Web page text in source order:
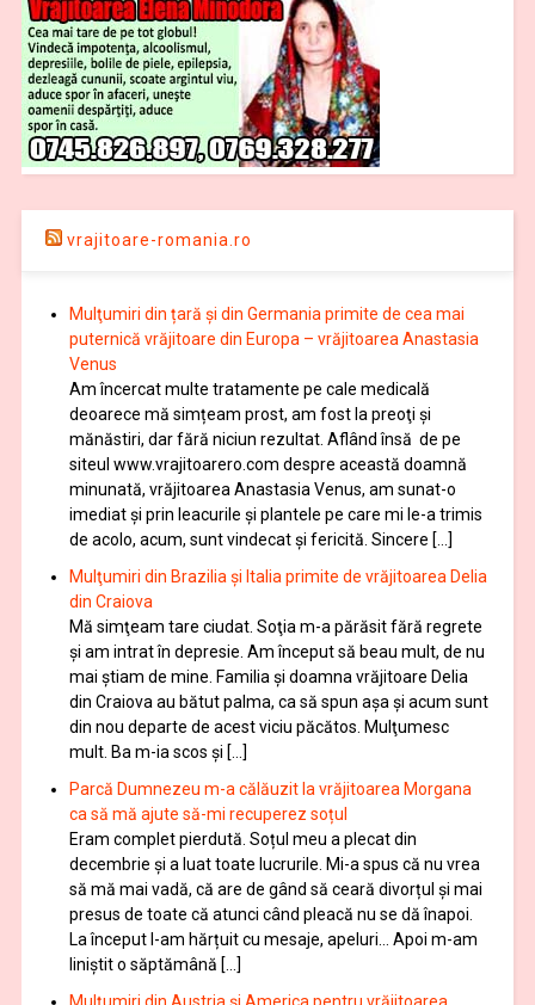
vrajitoare-romania.ro
Mulţumiri din țară și din Germania primite de cea mai
puternică vrăjitoare din Europa – vrăjitoarea Anastasia
Venus
Am încercat multe tratamente pe cale medicală
deoarece mă simțeam prost, am fost la preoţi şi
mănăstiri, dar fără niciun rezultat. Aflând însă de pe
siteul www.vrajitoarero.com despre această doamnă
minunată, vrăjitoarea Anastasia Venus, am sunat-o
imediat şi prin leacurile şi plantele pe care mi le-a trimis
de acolo, acum, sunt vindecat şi fericită. Sincere […]
Mulţumiri din Brazilia și Italia primite de vrăjitoarea Delia
din Craiova
Mă simţeam tare ciudat. Soţia m-a părăsit fără regrete
şi am intrat în depresie. Am început să beau mult, de nu
mai știam de mine. Familia şi doamna vrăjitoare Delia
din Craiova au bătut palma, ca să spun aşa şi acum sunt
din nou departe de acest viciu păcătos. Mulţumesc
mult. Ba m-ia scos și […]
Parcă Dumnezeu m-a călăuzit la vrăjitoarea Morgana
ca să mă ajute să-mi recuperez soțul
Eram complet pierdută. Soțul meu a plecat din
decembrie și a luat toate lucrurile. Mi-a spus că nu vrea
să mă mai vadă, că are de gând să ceară divorțul și mai
presus de toate că atunci când pleacă nu se dă înapoi.
La început l-am hărțuit cu mesaje, apeluri… Apoi m-am
liniștit o săptămână […]